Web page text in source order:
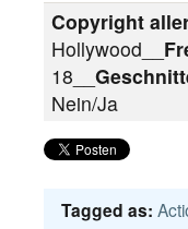
Copyright
Hollywood__
18__
Nein/Ja
Tagged as: